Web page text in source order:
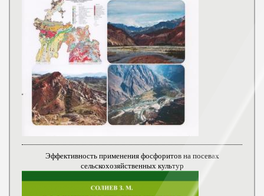
Эффективность применения фосфоритов на посевах
сельскохозяйственных культур